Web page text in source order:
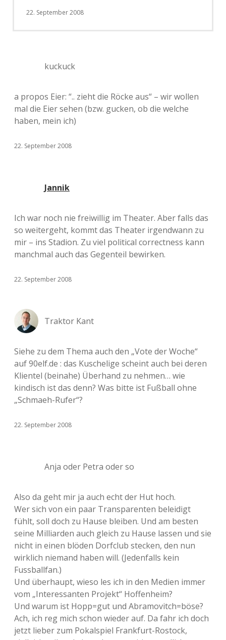
22. September 2008
kuckuck
a propos Eier: “.. zieht die Röcke aus“ – wir wollen
mal die Eier sehen (bzw. gucken, ob die welche
haben, mein ich)
22. September 2008
Jannik
Ich war noch nie freiwillig im Theater. Aber falls das
so weitergeht, kommt das Theater irgendwann zu
mir – ins Stadion. Zu viel political correctness kann
manchmal auch das Gegenteil bewirken.
22. September 2008
Traktor Kant
Siehe zu dem Thema auch den „Vote der Woche“
auf 90elf.de : das Kuschelige scheint auch bei deren
Klientel (beinahe) Überhand zu nehmen… wie
kindisch ist das denn? Was bitte ist Fußball ohne
„Schmaeh-Rufer“?
22. September 2008
Anja oder Petra oder so
Also da geht mir ja auch echt der Hut hoch.
Wer sich von ein paar Transparenten beleidigt
fühlt, soll doch zu Hause bleiben. Und am besten
seine Milliarden auch gleich zu Hause lassen und sie
nicht in einen blöden Dorfclub stecken, den nun
wirklich niemand haben will. (Jedenfalls kein
Fussballfan.)
Und überhaupt, wieso les ich in den Medien immer
vom „Interessanten Projekt“ Hoffenheim?
Und warum ist Hopp=gut und Abramovitch=böse?
Ach, ich reg mich schon wieder auf. Da fahr ich doch
jetzt lieber zum Pokalspiel Frankfurt-Rostock,